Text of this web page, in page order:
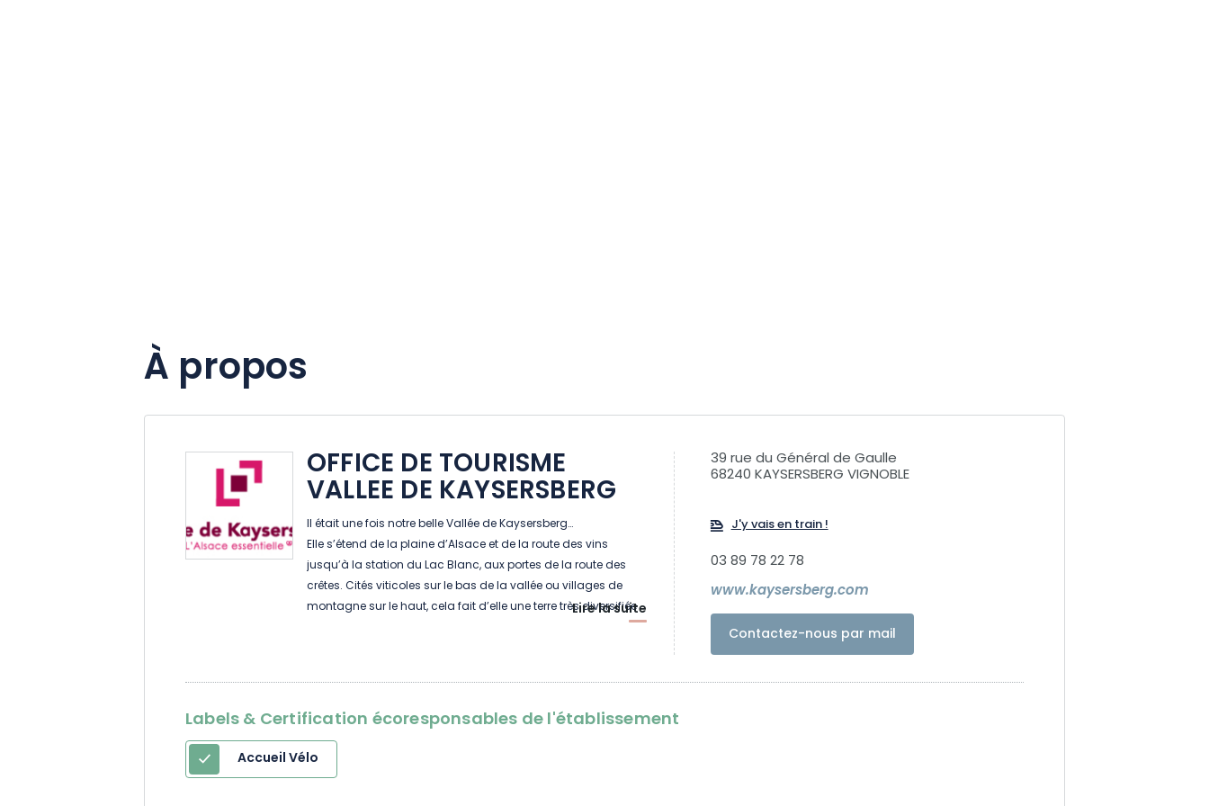
À propos
OFFICE DE TOURISME
VALLEE DE KAYSERSBERG
Il était une fois notre belle Vallée de Kaysersberg…
Elle s’étend de la plaine d’Alsace et de la route des vins
jusqu’à la station du Lac Blanc, aux portes de la route des
crêtes. Cités viticoles sur le bas de la vallée ou villages de
montagne sur le haut, cela fait d’elle une terre très diversifiée
et façonnée par ces paysages ! Côté vignoble, on retrouve les
auberges et hameaux où paissent les vaches vosgiennes
dans les villages montagnards de Fréland, Labaroche,
Lapoutroie, Orbey et Le Bonhomme. On peut y emprunter les
nombreux sentiers de randonnées entre crêtes, chaumes et
Lire la suite
39 rue du Général de Gaulle
68240 KAYSERSBERG VIGNOBLE
J'y vais en train !
03 89 78 22 78
www.kaysersberg.com
Contactez-nous par mail
Labels & Certification écoresponsables de l'établissement
Accueil Vélo